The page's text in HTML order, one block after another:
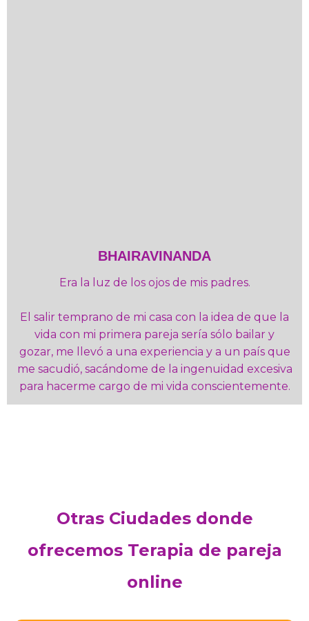
BHAIRAVINANDA
Era la luz de los ojos de mis padres.
El salir temprano de mi casa con la idea de que la
vida con mi primera pareja sería sólo bailar y
gozar, me llevó a una experiencia y a un país que
me sacudió, sacándome de la ingenuidad excesiva
para hacerme cargo de mi vida conscientemente.
Otras Ciudades donde
ofrecemos Terapia de pareja
online